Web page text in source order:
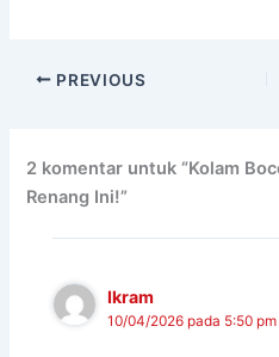
PREVIOUS
2 komentar untuk “Kolam
Renang Ini!”
Ikram
10/04/2026 pada 5:50 pm